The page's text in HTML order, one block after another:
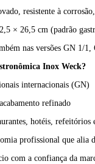
resistente à
× 26,5 cm (padrão
nas versões GN 1/
Inox Weck?
internacionais (GN)
refinado
hotéis, refeitórios
profissional que alia
com a confiança da